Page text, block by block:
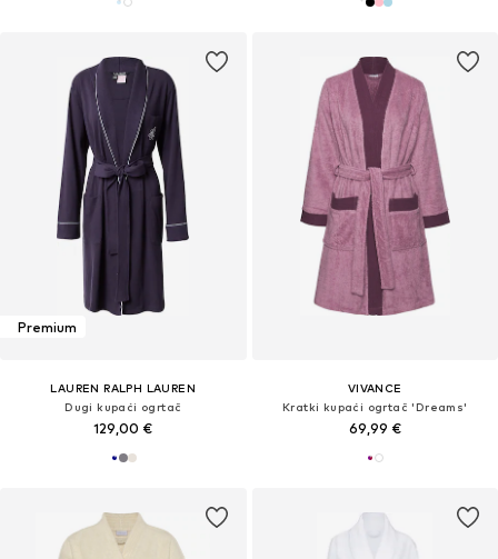
Premium
LAUREN RALPH LAUREN
Dugi kupaći ogrtač
129,00 €
VIVANCE
Kratki kupaći ogrtač 'Dreams'
69,99 €